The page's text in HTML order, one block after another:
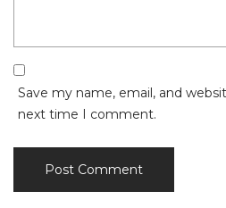
Save my name, email, and
next time I comment.